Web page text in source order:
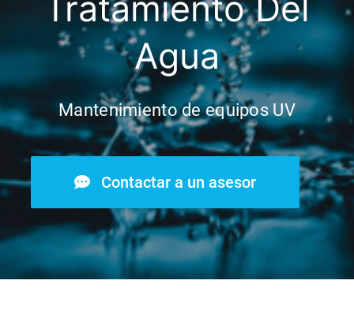
Tratamiento Del
Agua
Mantenimiento de equipos UV
Contactar a un asesor